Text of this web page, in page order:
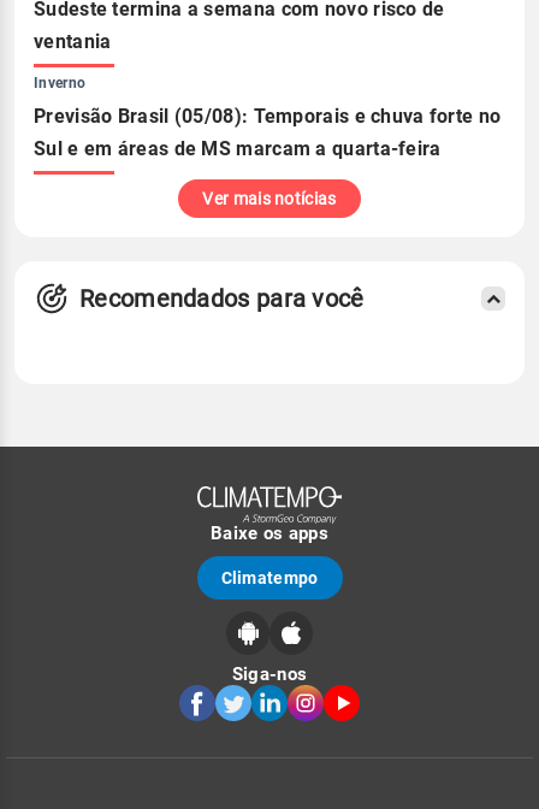
Sudeste termina a semana com novo risco de
ventania
Inverno
Previsão Brasil (05/08): Temporais e chuva forte no
Sul e em áreas de MS marcam a quarta-feira
Ver mais notícias
Recomendados para você
Baixe os apps
Climatempo
Siga-nos